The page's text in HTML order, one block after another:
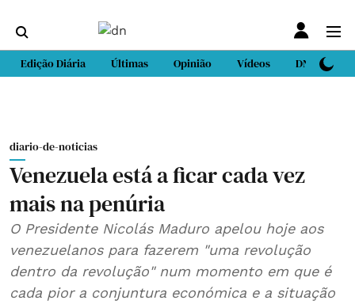
Edição Diária Últimas Opinião Vídeos DN Sport
diario-de-noticias
Venezuela está a ficar cada vez
mais na penúria
O Presidente Nicolás Maduro apelou hoje aos
venezuelanos para fazerem "uma revolução
dentro da revolução" num momento em que é
cada pior a conjuntura económica e a situação